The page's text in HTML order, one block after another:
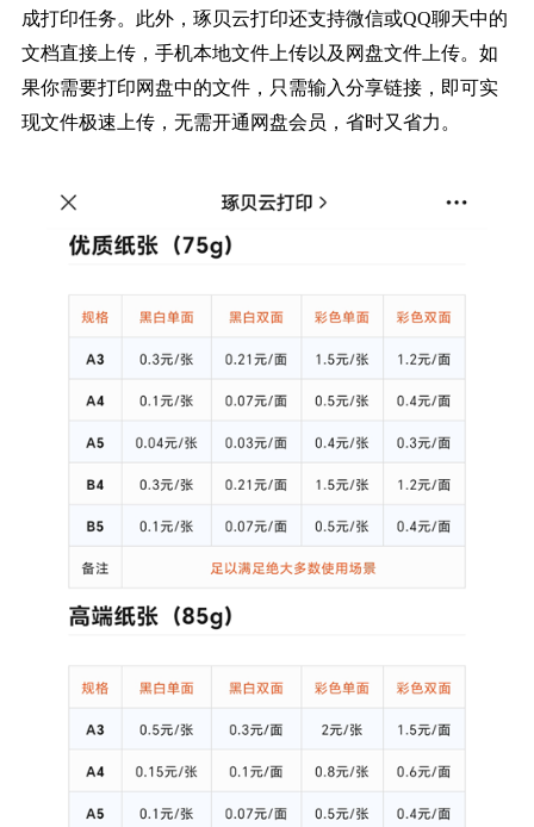
成打印任务。此外，琢贝云打印还支持微信或QQ聊天中的
文档直接上传，手机本地文件上传以及网盘文件上传。如
果你需要打印网盘中的文件，只需输入分享链接，即可实
现文件极速上传，无需开通网盘会员，省时又省力。